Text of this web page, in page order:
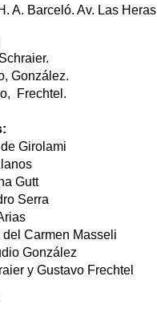
A. Barceló. Av. Las
González.
Frechtel.
Girolami
Gutt
Serra
del Carmen Masseli
González
y Gustavo Frechtel